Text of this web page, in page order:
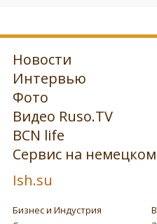
Новости
Интервью
Фото
Видео Ruso.TV
BCN life
Сервис на немецком
Ish.su
Бизнес и Индустрия